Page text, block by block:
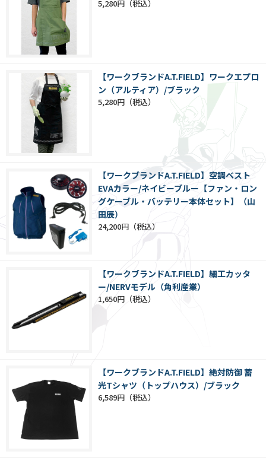
5,280円
【ワークブランドA.T.FIELD】ワークエプロ
ン（アルティア）/ブラック
5,280円
【ワークブランドA.T.FIELD】空調ベスト
EVAカラー/ネイビーブルー【ファン・ロン
グケーブル・バッテリー本体セット】（山
田辰）
24,200円
【ワークブランドA.T.FIELD】細工カッタ
ー/NERVモデル（角利産業）
1,650円
【ワークブランドA.T.FIELD】絶対防御 蓄
光Tシャツ（トップハウス）/ブラック
6,589円